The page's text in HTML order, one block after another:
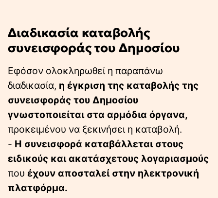
Διαδικασία καταβολής
συνεισφοράς του Δημοσίου
Εφόσον ολοκληρωθεί η παραπάνω
διαδικασία, η έγκριση της καταβολής της
συνεισφοράς του Δημοσίου
γνωστοποιείται στα αρμόδια όργανα,
προκειμένου να ξεκινήσει η καταβολή.
- Η συνεισφορά καταβάλλεται στους
ειδικούς και ακατάσχετους λογαριασμούς
που έχουν αποσταλεί στην ηλεκτρονική
πλατφόρμα.